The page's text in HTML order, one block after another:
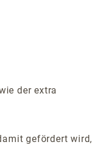
der extra
gefördert wird,